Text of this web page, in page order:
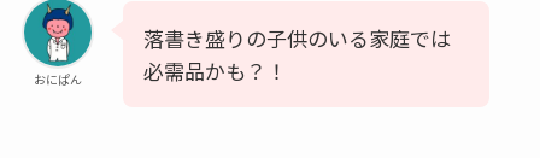
おにぱん
落書き盛りの子供のいる家庭では
必需品かも？！